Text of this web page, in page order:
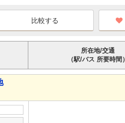
所在地/交通
（駅/バス 所要時間）